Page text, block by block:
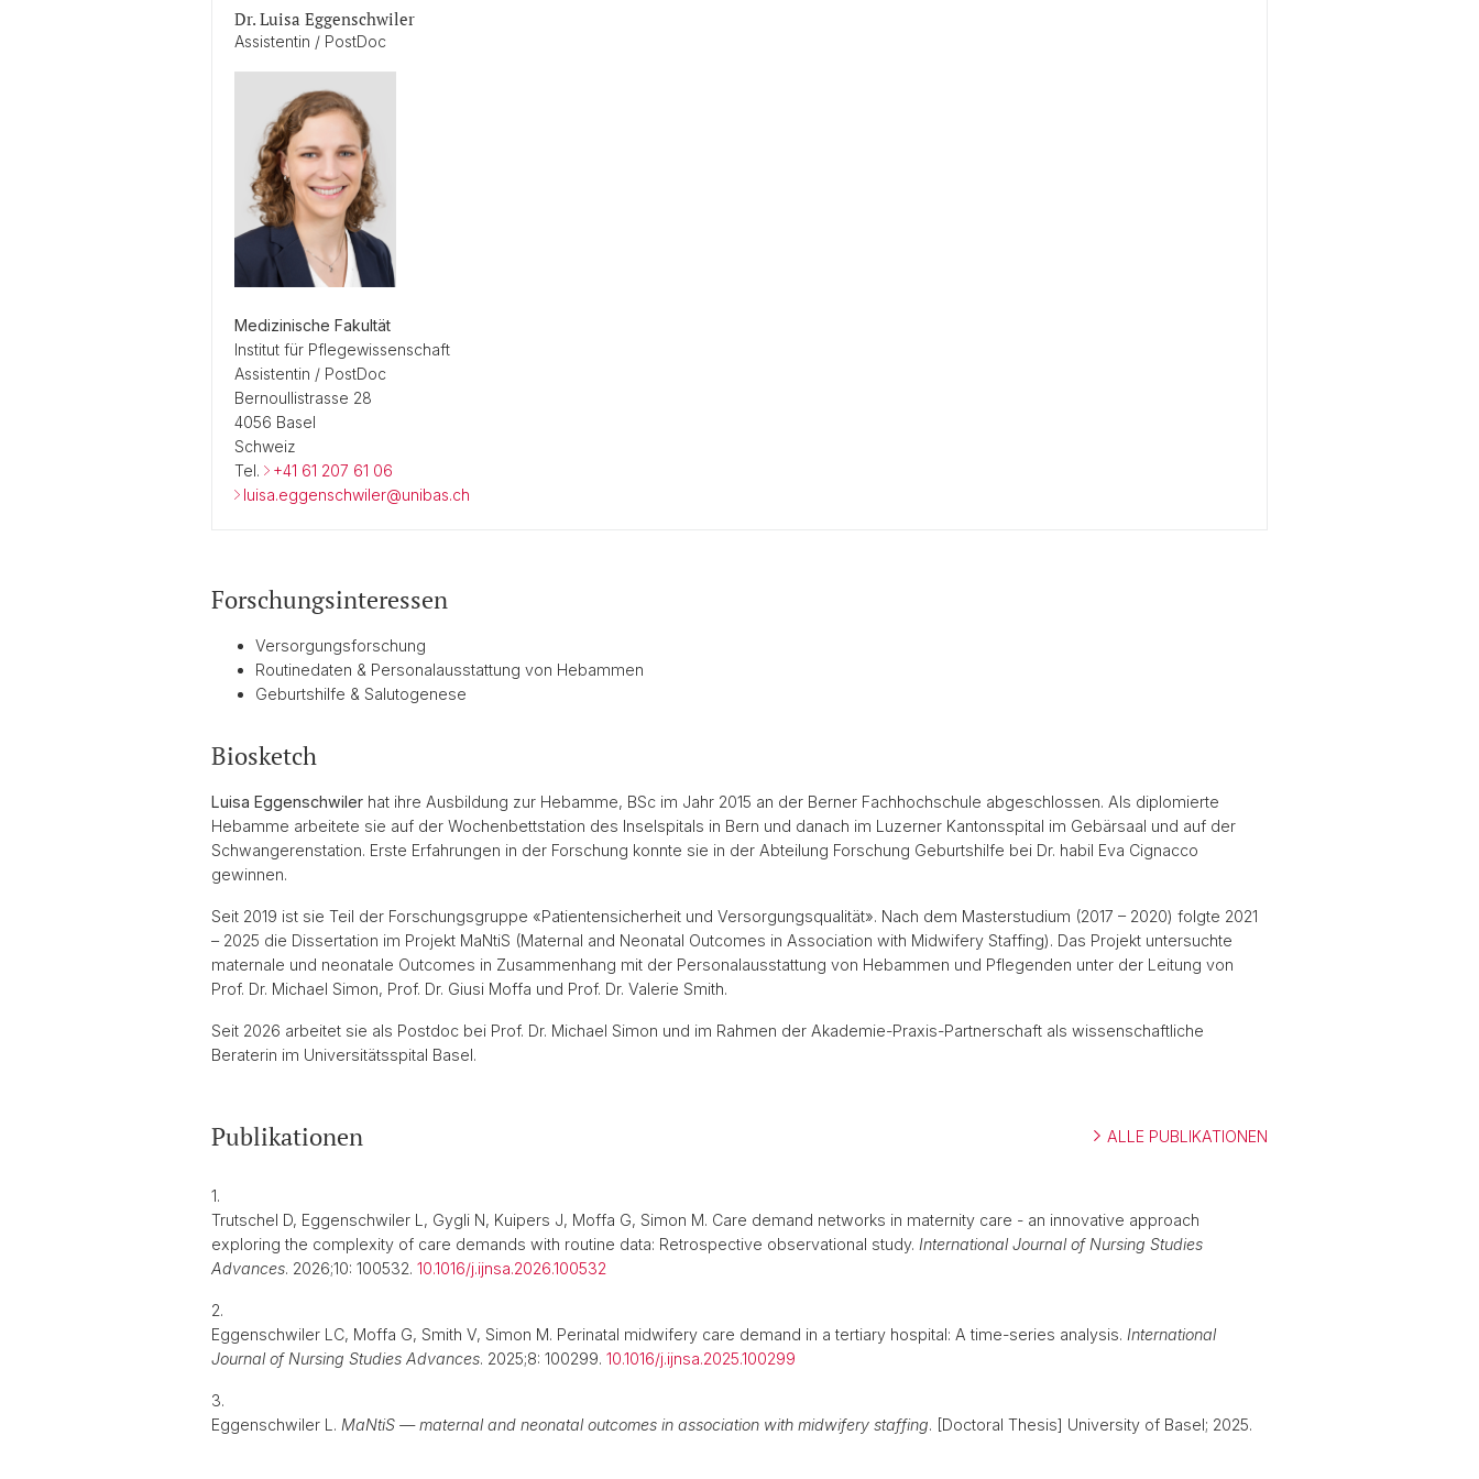
Dr. Luisa Eggenschwiler
Assistentin / PostDoc
Medizinische Fakultät
Institut für Pflegewissenschaft
Assistentin / PostDoc
Bernoullistrasse 28
4056 Basel
Schweiz
Tel.
+41 61 207 61 06
luisa.eggenschwiler@unibas.ch
Forschungsinteressen
Versorgungsforschung
Routinedaten & Personalausstattung von Hebammen
Geburtshilfe & Salutogenese
Biosketch
Luisa Eggenschwiler hat ihre Ausbildung zur Hebamme, BSc im Jahr 2015 an der Berner Fachhochschule abgeschlossen. Als diplomierte
Hebamme arbeitete sie auf der Wochenbettstation des Inselspitals in Bern und danach im Luzerner Kantonsspital im Gebärsaal und auf der
Schwangerenstation. Erste Erfahrungen in der Forschung konnte sie in der Abteilung Forschung Geburtshilfe bei Dr. habil Eva Cignacco
gewinnen.
Seit 2019 ist sie Teil der Forschungsgruppe «Patientensicherheit und Versorgungsqualität». Nach dem Masterstudium (2017 – 2020) folgte 2021
– 2025 die Dissertation im Projekt MaNtiS (Maternal and Neonatal Outcomes in Association with Midwifery Staffing). Das Projekt untersuchte
maternale und neonatale Outcomes in Zusammenhang mit der Personalausstattung von Hebammen und Pflegenden unter der Leitung von
Prof. Dr. Michael Simon, Prof. Dr. Giusi Moffa und Prof. Dr. Valerie Smith.
Seit 2026 arbeitet sie als Postdoc bei Prof. Dr. Michael Simon und im Rahmen der Akademie-Praxis-Partnerschaft als wissenschaftliche
Beraterin im Universitätsspital Basel.
Publikationen ALLE PUBLIKATIONEN
1.
Trutschel D, Eggenschwiler L, Gygli N, Kuipers J, Moffa G, Simon M. Care demand networks in maternity care - an innovative approach
exploring the complexity of care demands with routine data: Retrospective observational study. International Journal of Nursing Studies
Advances. 2026;10: 100532. 10.1016/j.ijnsa.2026.100532
2.
Eggenschwiler LC, Moffa G, Smith V, Simon M. Perinatal midwifery care demand in a tertiary hospital: A time-series analysis. International
Journal of Nursing Studies Advances. 2025;8: 100299. 10.1016/j.ijnsa.2025.100299
3.
Eggenschwiler L. MaNtiS — maternal and neonatal outcomes in association with midwifery staffing. [Doctoral Thesis] University of Basel; 2025.